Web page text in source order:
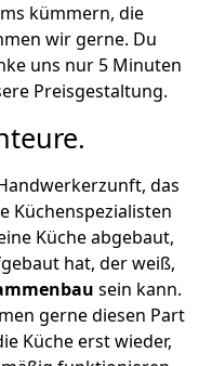
kümmern, die
wir gerne. Du
uns nur 5 Minuten
Preisgestaltung.
das
Küchenspezialisten
Küche abgebaut,
hat, der weiß,
sein kann.
gerne diesen Part
Küche erst wieder,